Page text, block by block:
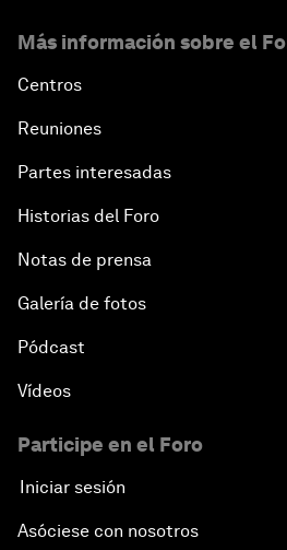
Más información sobre el
Centros
Reuniones
Partes interesadas
Historias del Foro
Notas de prensa
Galería de fotos
Pódcast
Vídeos
Participe en el Foro
Iniciar sesión
Asóciese con nosotros